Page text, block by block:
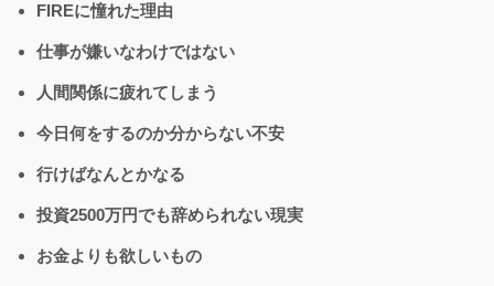
FIREに憧れた理由
仕事が嫌いなわけではない
人間関係に疲れてしまう
今日何をするのか分からない不安
行けばなんとかなる
投資2500万円でも辞められない現実
お金よりも欲しいもの